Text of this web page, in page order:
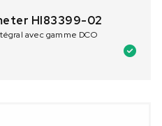
HI83399-02
avec gamme DCO